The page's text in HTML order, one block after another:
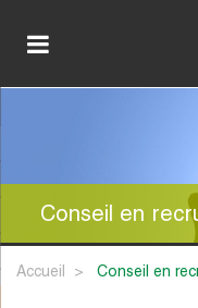
Conseil en
Accueil conseil en